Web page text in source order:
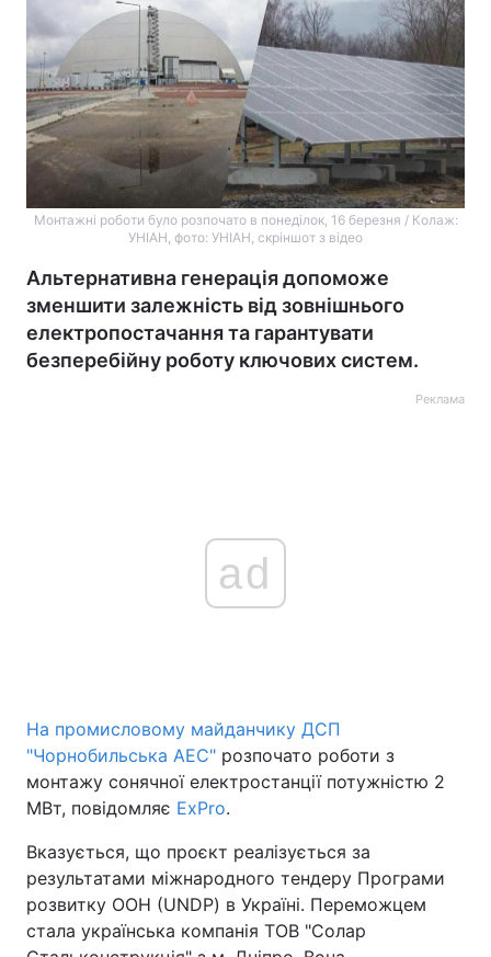
Монтажні роботи було розпочато в понеділок, 16 березня / Колаж:
УНІАН, фото: УНІАН, скріншот з відео
Альтернативна генерація допоможе
зменшити залежність від зовнішнього
електропостачання та гарантувати
безперебійну роботу ключових систем.
Реклама
ad
На промисловому майданчику ДСП
"Чорнобильська АЕС" розпочато роботи з
монтажу сонячної електростанції потужністю 2
МВт, повідомляє ExPro.
Вказується, що проєкт реалізується за
результатами міжнародного тендеру Програми
розвитку ООН (UNDP) в Україні. Переможцем
стала українська компанія ТОВ "Солар